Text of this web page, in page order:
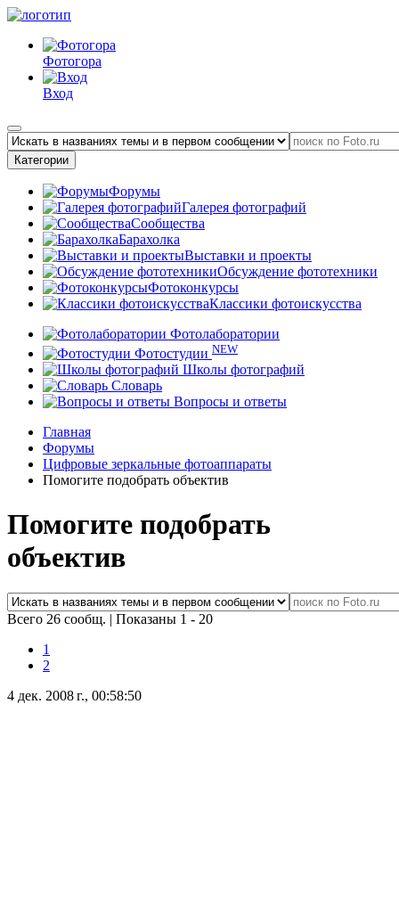
Фотогора
Вход
Категории
Форумы
Галерея фотографий
Сообщества
Барахолка
Выставки и проекты
Обсуждение фототехники
Фотоконкурсы
Классики фотоискусства
Фотолаборатории
Фотостудии NEW
Школы фотографий
Словарь
Вопросы и ответы
Главная
Форумы
Цифровые зеркальные фотоаппараты
Помогите подобрать объектив
Помогите подобрать
объектив
Всего 26 сообщ. | Показаны 1 - 20
1
2
4 дек. 2008 г., 00:58:50